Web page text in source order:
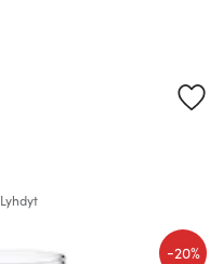
Lyhdyt
-20%